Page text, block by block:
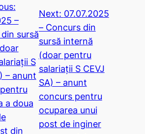
–
sursă
S
– anunt
a doua
din
Next: 07.07.2025
– Concurs din
sursă internă
(doar pentru
salariații S CEVJ
SA) – anunt
concurs pentru
ocuparea unui
post de inginer